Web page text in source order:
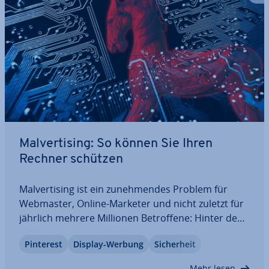
Mal­ver­ti­sing: So können Sie Ihren
Rechner schützen
Mal­ver­ti­sing ist ein zu­neh­men­des Problem für
Webmaster, Online-Marketer und nicht zuletzt für
jährlich mehrere Millionen Be­trof­fe­ne: Hinter dem
Wer­be­ban­ner Schad­soft­ware zu ver­brei­ten.
Pinterest Display-Werbung Si­cher­heit